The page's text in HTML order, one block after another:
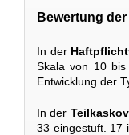
Bewertung
In der
Skala von 10
Entwicklung der
In der
33 eingestuft. 17